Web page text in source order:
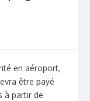
en aéroport,
être payé
à partir de